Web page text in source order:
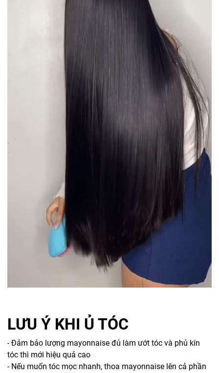
LƯU Ý KHI Ủ TÓC
- Đảm bảo lượng mayonnaise đủ làm ướt tóc và phủ kín
tóc thì mới hiệu quả cao
- Nếu muốn tóc mọc nhanh, thoa mayonnaise lên cả phần